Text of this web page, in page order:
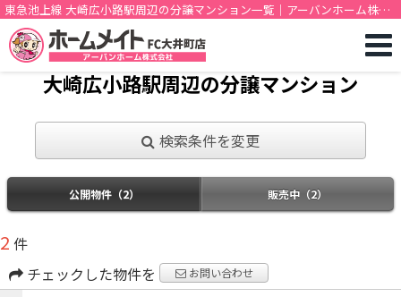
東急池上線 大崎広小路駅周辺の分譲マンション一覧｜アーバンホーム株式
会社
大崎広小路駅周辺の分譲マンション
検索条件を変更
公開物件（2） 販売中（2）
2 件
チェックした物件を
お問い合わせ